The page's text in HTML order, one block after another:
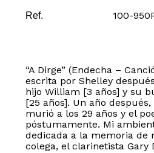
Ref. 100-
“A Dirge” (Endecha –
escrita por Shelley
hijo William [3 años] y su
[25 años]. Un año
murió a los 29 años y el
póstumamente. Mi
dedicada a la memoria de
colega, el clarinetista Gary